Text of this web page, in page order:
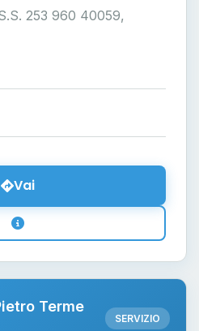
253 960 40059,
Vai
Terme
SERVIZIO